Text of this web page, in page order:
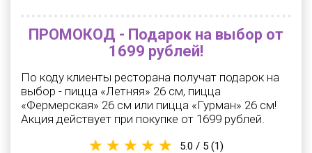
ПРОМОКОД - Подарок на выбор от
1699 рублей!
По коду клиенты ресторана получат подарок на
выбор - пицца «Летняя» 26 см, пицца
«Фермерская» 26 см или пицца «Гурман» 26 см!
Акция действует при покупке от 1699 рублей.
5.0 / 5 (1)